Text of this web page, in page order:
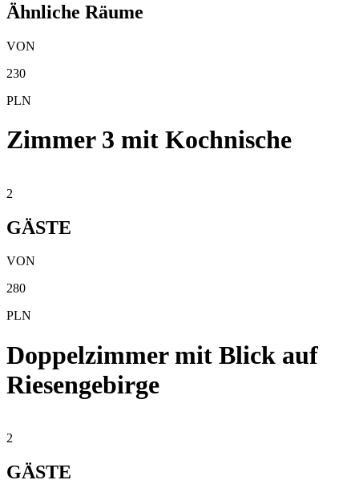
Ähnliche Räume
VON
230
PLN
Zimmer 3 mit Kochnische
2
GÄSTE
VON
280
PLN
Doppelzimmer mit Blick auf
Riesengebirge
2
GÄSTE